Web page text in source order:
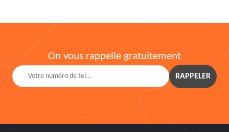
On vous rappelle gratuitement